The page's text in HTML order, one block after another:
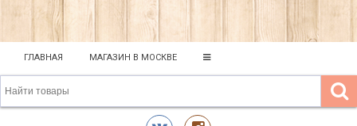
ГЛАВНАЯ МАГАЗИН В МОСКВЕ